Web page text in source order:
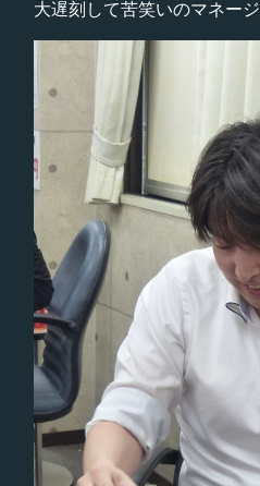
大遅刻して苦笑いのマネー